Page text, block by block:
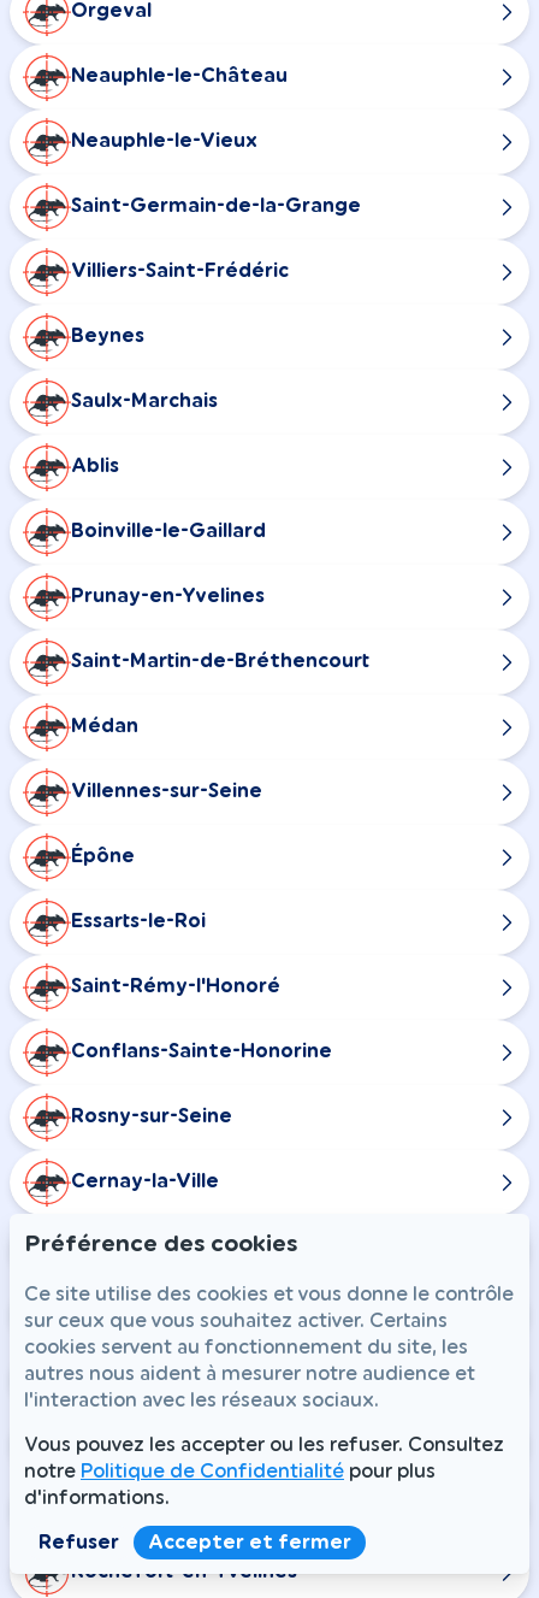
Orgeval
Neauphle-le-Château
Neauphle-le-Vieux
Saint-Germain-de-la-Grange
Villiers-Saint-Frédéric
Beynes
Saulx-Marchais
Ablis
Boinville-le-Gaillard
Prunay-en-Yvelines
Saint-Martin-de-Bréthencourt
Médan
Villennes-sur-Seine
Épône
Essarts-le-Roi
Saint-Rémy-l'Honoré
Conflans-Sainte-Honorine
Rosny-sur-Seine
Cernay-la-Ville
Dampierre-en-Yvelines
La Celle-les-Bordes
Senlisse
Longvilliers
Ponthévrard
Rochefort-en-Yvelines
Préférence des cookies
Ce site utilise des cookies et vous donne le contrôle
sur ceux que vous souhaitez activer. Certains
cookies servent au fonctionnement du site, les
autres nous aident à mesurer notre audience et
l'interaction avec les réseaux sociaux.
Vous pouvez les accepter ou les refuser. Consultez
notre Politique de Confidentialité pour plus
d'informations.
Refuser Accepter et fermer